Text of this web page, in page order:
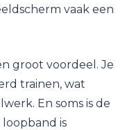
vaak een
groot voordeel. Je
trainen, wat
En soms is de
is